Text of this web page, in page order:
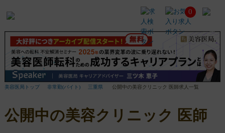
公
開
中
ク
リ
ク
医
0
美容医局トップ 非常勤(バイト) 三重県 公開中の美容クリニック 医師求人一覧
公開中の美容クリニック 医師